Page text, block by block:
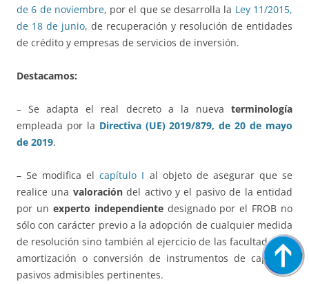
de 6 de noviembre, por el que se desarrolla la Ley 11/2015,
de 18 de junio, de recuperación y resolución de entidades
de crédito y empresas de servicios de inversión.
Destacamos:
– Se adapta el real decreto a la nueva terminología
empleada por la Directiva (UE) 2019/879, de 20 de mayo
de 2019.
– Se modifica elcapítulo I al objeto de asegurar que se
realice una valoracióndel activo y el pasivo de la entidad
por un experto independientedesignado por el FROB no
sólo con carácter previo a la adopción de cualquier medida
de resolución sino también al ejercicio de las facultades de
amortización o conversión de instrumentos de capital y
pasivos admisibles pertinentes.